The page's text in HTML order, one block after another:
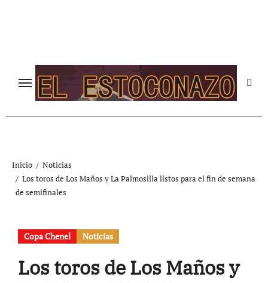
Inicio
Noticias
Los toros de Los Maños y La Palmosilla listos para el fin de semana
de semifinales
Copa Chenel Noticias
Los toros de Los Maños y